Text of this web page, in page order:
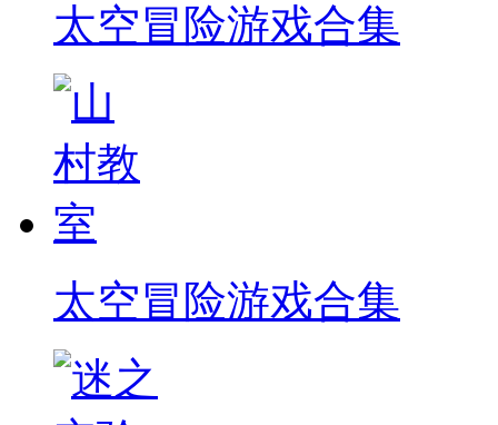
太空冒险游戏合集
太空冒险游戏合集